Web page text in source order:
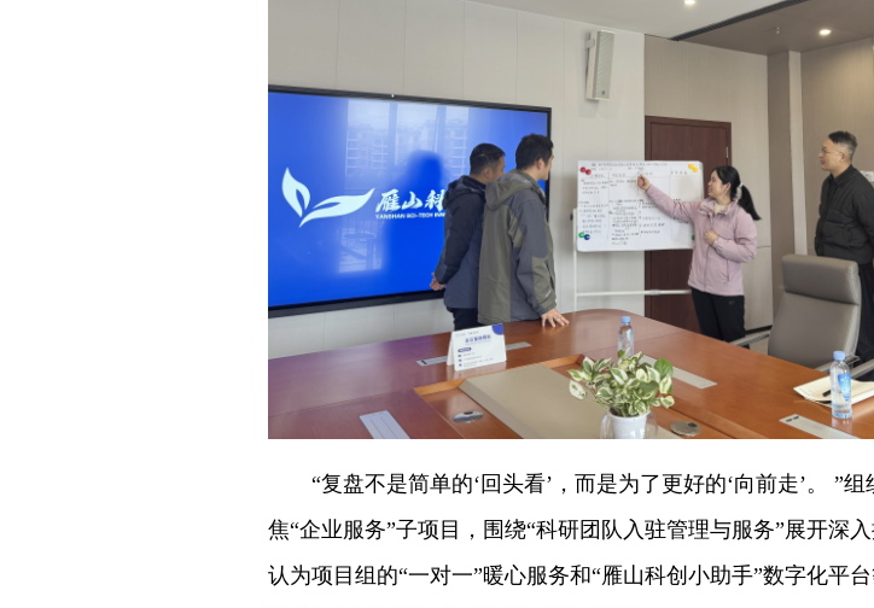
“复盘不是简单的‘回头看’，而是为了更好的‘向前走’。 ”组
焦“企业服务”子项目，围绕“科研团队入驻管理与服务”展开深
认为项目组的“一对一”暖心服务和“雁山科创小助手”数字化平